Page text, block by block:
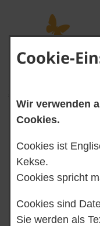
Cookie-
Wir verwenden
Cookies.
Cookies ist
Kekse.
Cookies spricht
Cookies sind
Sie werden als
Gebärden-
Kontrast ändern